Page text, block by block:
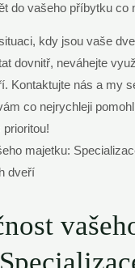
do vašeho příbytku co
kdy jsou vaše
dovnitř, neváhejte
Kontaktujte nás a my
co nejrychleji
prioritou!